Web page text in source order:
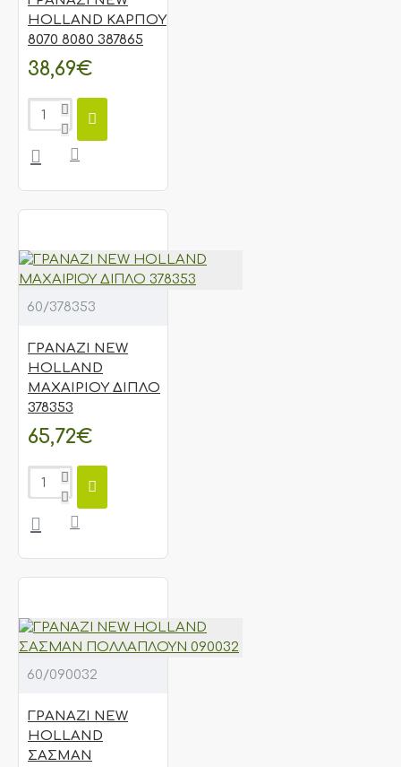
HOLLAND ΚΑΡΠΟΥ
8070 8080 387865
38,69€
60/378353
ΓΡΑΝΑΖΙ NEW
HOLLAND
ΜΑΧΑΙΡΙΟΥ ΔΙΠΛΟ
378353
65,72€
60/090032
ΓΡΑΝΑΖΙ NEW
HOLLAND
ΣΑΣΜΑΝ